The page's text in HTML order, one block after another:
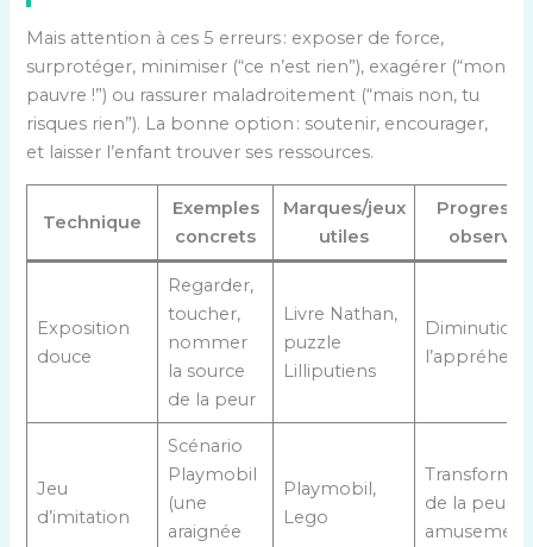
Mais attention à ces 5 erreurs : exposer de force,
surprotéger, minimiser (“ce n’est rien”), exagérer (“mon
pauvre !”) ou rassurer maladroitement (“mais non, tu
risques rien”). La bonne option : soutenir, encourager,
et laisser l’enfant trouver ses ressources.
Technique
Exemples
concrets
Marques/jeux
utiles
Exposition
douce
Regarder,
toucher,
nommer
la source
de la peur
Livre Nathan,
puzzle
Lilliputiens
Diminution
Jeu
d’imitation
Scénario
Playmobil
(une
araignée
Playmobil,
Lego
de la peur
amusement